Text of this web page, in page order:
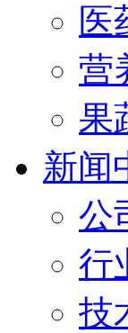
医
营
果
新闻
公
行
技